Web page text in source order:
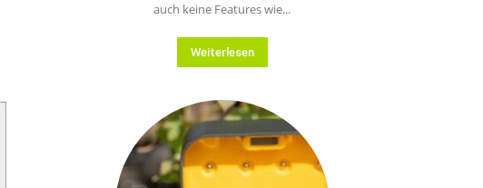
auch keine Features wie...
Weiterlesen